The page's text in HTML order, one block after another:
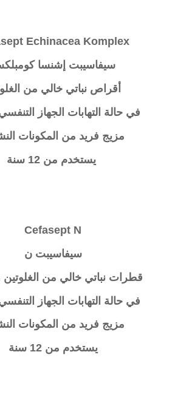
Echinacea Komplex
سيفاسيبت إشنسا
أقراص نباتي خالي من
في حالة التهابات الجهاز
مزيج فريد من المكونات
يستخدم من 12 سنة
Cefasept N
سيفاسيبت ن
قطرات نباتي خالي من الغلوتين
في حالة التهابات الجهاز
مزيج فريد من المكونات
يستخدم من 12 سنة